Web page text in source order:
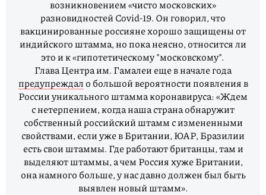
возникновением «чисто московских»
разновидностей Covid-19. Он говорил, что
вакцинированные россияне хорошо защищены от
индийского штамма, но пока неясно, относится ли
это и к «гипотетическому "московскому".
Глава Центра им. Гамалеи еще в начале года
предупреждал о большой вероятности появления в
России уникального штамма коронавируса: «Ждем
с нетерпением, когда наша страна обнаружит
собственный российский штамм с измененными
свойствами, если уже в Британии, ЮАР, Бразилии
есть свои штаммы. Где работают британцы, там и
выделяют штаммы, а чем Россия хуже Британии,
она намного больше, у нас давно должен был быть
выявлен новый штамм».